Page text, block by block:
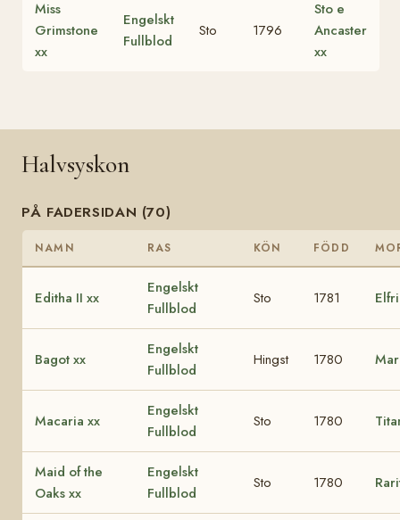
Miss
Grimstone
xx
Engelskt
Fullblod
Sto 1796
Sto e
Ancaster
xx
Halvsyskon
PÅ FADERSIDAN (70)
NAMN RAS KÖN FÖDD
Editha II xx
Engelskt
Fullblod
Sto 1781
Bagot xx
Engelskt
Fullblod
Hingst 1780
Macaria xx
Engelskt
Fullblod
Sto 1780
Maid of the
Oaks xx
Engelskt
Fullblod
Sto 1780